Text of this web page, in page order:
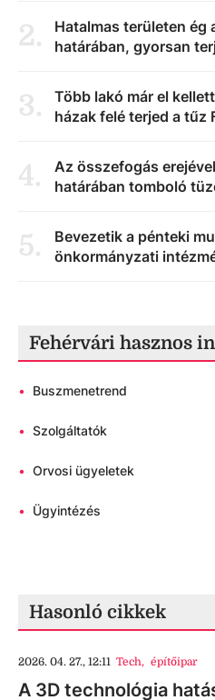
2.
Hatalmas területen ég
határában, gyorsan
3.
Több lakó már el
házak felé terjed a tűz
4.
Az összefogás
határában tomboló
5.
Bevezetik a pénteki
önkormányzati
Fehérvári hasznos
• Buszmenetrend
• Szolgáltatók
• Orvosi ügyeletek
• Ügyintézés
Hasonló cikkek
2026. 04. 27., 12:11 Tech, építőipar
A 3D technológia